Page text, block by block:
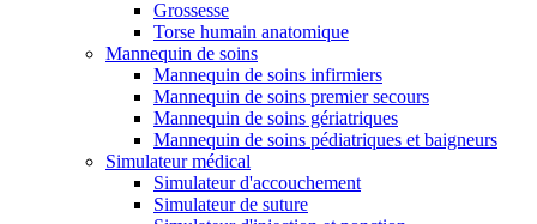
Grossesse
Torse humain anatomique
Mannequin de soins
Mannequin de soins infirmiers
Mannequin de soins premier secours
Mannequin de soins gériatriques
Mannequin de soins pédiatriques et baigneurs
Simulateur médical
Simulateur d'accouchement
Simulateur de suture